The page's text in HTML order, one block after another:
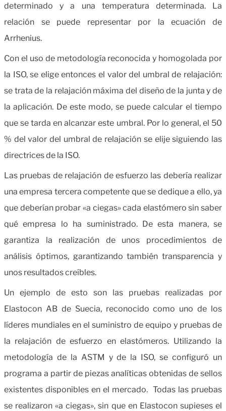
determinado y a una temperatura determinada. La
relación se puede representar por la ecuación de
Arrhenius.
Con el uso de metodología reconocida y homogolada por
la ISO, se elige entonces el valor del umbral de relajación:
se trata de la relajación máxima del diseño de la junta y de
la aplicación. De este modo, se puede calcular el tiempo
que se tarda en alcanzar este umbral. Por lo general, el 50
% del valor del umbral de relajación se elije siguiendo las
directrices de la ISO.
Las pruebas de relajación de esfuerzo las debería realizar
una empresa tercera competente que se dedique a ello, ya
que deberían probar «a ciegas» cada elastómero sin saber
qué empresa lo ha suministrado. De esta manera, se
garantiza la realización de unos procedimientos de
análisis óptimos, garantizando también transparencia y
unos resultados creíbles.
Un ejemplo de esto son las pruebas realizadas por
Elastocon AB de Suecia, reconocido como uno de los
líderes mundiales en el suministro de equipo y pruebas de
la relajación de esfuerzo en elastómeros. Utilizando la
metodología de la ASTM y de la ISO, se configuró un
programa a partir de piezas analíticas obtenidas de sellos
existentes disponibles en el mercado. Todas las pruebas
se realizaron «a ciegas», sin que en Elastocon supieses el